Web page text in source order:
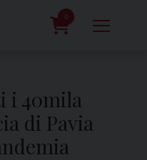
0
i 40mila
di Pavia